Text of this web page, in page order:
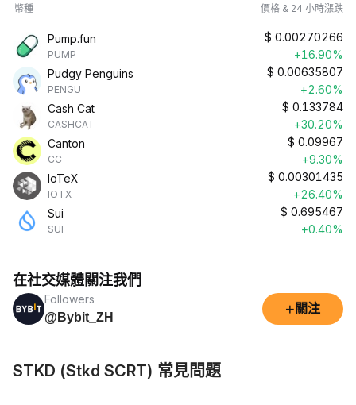
幣種 價格 & 24 小時漲跌
Pump.fun
PUMP
$ 0.00270266
+16.90%
Pudgy Penguins
PENGU
$ 0.00635807
+2.60%
Cash Cat
CASHCAT
$ 0.133784
+30.20%
Canton
CC
$ 0.09967
+9.30%
IoTeX
IOTX
$ 0.00301435
+26.40%
Sui
SUI
$ 0.695467
+0.40%
在社交媒體關注我們
Followers
@Bybit_ZH
+ 關注
STKD (Stkd SCRT) 常見問題